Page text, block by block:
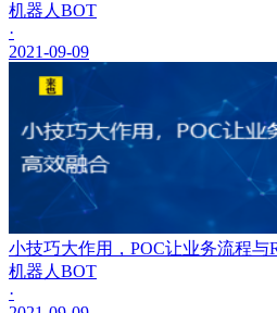
机器人BOT
·
2021-09-09
小技巧大作用，POC让业务流程与
机器人BOT
·